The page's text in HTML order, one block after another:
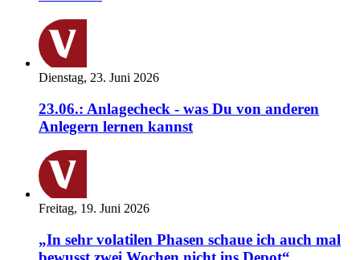
Dienstag, 23. Juni 2026
23.06.: Anlagecheck - was Du von anderen
Anlegern lernen kannst
Freitag, 19. Juni 2026
„In sehr volatilen Phasen schaue ich auch mal